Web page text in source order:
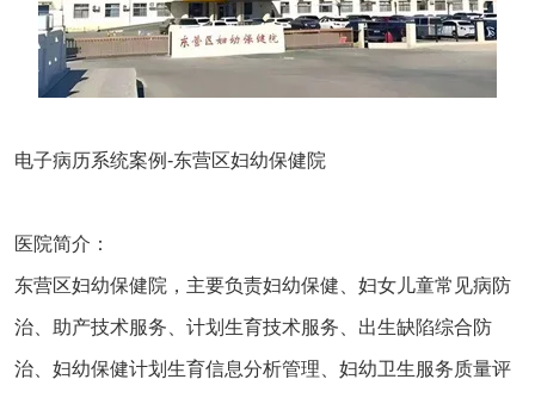
电子病历系统案例-东营区妇幼保健院
医院简介：
东营区妇幼保健院，主要负责妇幼保健、妇女儿童常见病防
治、助产技术服务、计划生育技术服务、出生缺陷综合防
治、妇幼保健计划生育信息分析管理、妇幼卫生服务质量评